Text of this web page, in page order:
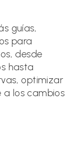
guías,
para
desde
hasta
optimizar
los cambios